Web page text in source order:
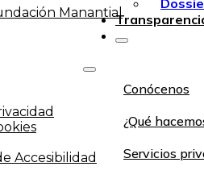
Conócenos
¿Qué
Servicios
Manantial
Accesibilidad